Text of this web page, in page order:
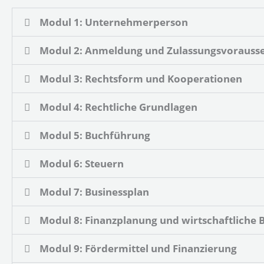
Modul 1: Unternehmerperson
Modul 2: Anmeldung und
Modul 3: Rechtsform und Kooperationen
Modul 4: Rechtliche Grundlagen
Modul 5: Buchführung
Modul 6: Steuern
Modul 7: Businessplan
Modul 8: Finanzplanung und wirtschaftliche
Modul 9: Fördermittel und Finanzierung